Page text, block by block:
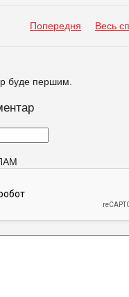
Попередня Весь
буде першим.